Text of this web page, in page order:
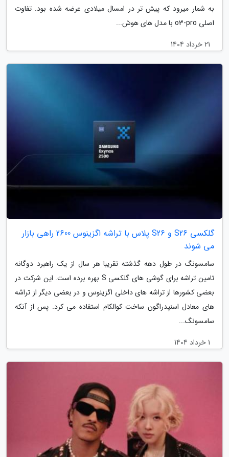
به شمار میرود که پیش تر در امسال میلادی عرضه شده بود. تفاوت
اصلی o3-pro با مدل های هوش...
21 خرداد 1404
گلکسی S26 و S26 پلاس با تراشه اگزینوس 2600 راهی بازار
می شوند
سامسونگ در طول دهه گذشته تقریبا هر سال از یک راهبرد دوگانه
تامین تراشه برای گوشی های گلکسی S بهره برده است. این شرکت در
بعضی کشورها از تراشه های داخلی اگزینوس و در بعضی دیگر از تراشه
های معادل اسنپدراگون ساخت کوالکام استفاده می کرد. پس از آنکه
سامسونگ...
1 خرداد 1404